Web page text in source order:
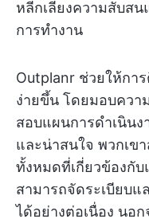
หลีกเลี่ยงความสับส
การทำงาน
Outplanr ช่วยให้กา
ง่ายขึ้น โดยมอบควา
สอบแผนการดำเนิน
และน่าสนใจ พวกเข
ทั้งหมดที่เกี่ยวข้องกั
สามารถจัดระเบียบ
ได้อย่างต่อเนื่อง นอ